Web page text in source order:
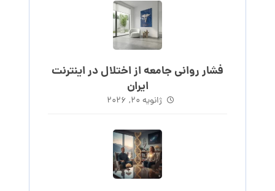
فشار روانی جامعه از اختلال در اینترنت
ایران
ژانویه ۲۰, ۲۰۲۶